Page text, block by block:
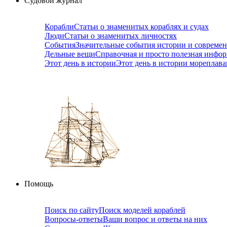
КораблиСтатьи о знаменитых кораблях и судах
ЛюдиСтатьи о знаменитых личностях
СобытияЗначительные события истории и
Дельные вещиСправочная и просто полезная
Этот день в историиЭтот день в истории
Помощь
Поиск по сайтуПоиск моделей кораблей
Вопросы-ответыВаши вопрос и ответы на них